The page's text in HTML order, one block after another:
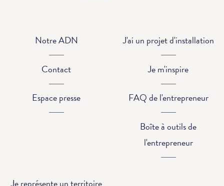
Notre ADN
Contact
Espace presse
J'ai un projet d'installation
Je m'inspire
FAQ de l'entrepreneur
Boîte à outils de
l'entrepreneur
Je représente un territoire